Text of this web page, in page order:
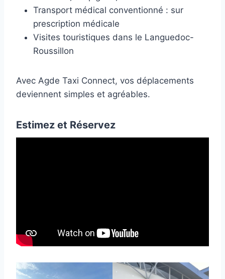
Transport médical conventionné : sur
prescription médicale
Visites touristiques dans le Languedoc-
Roussillon
Avec Agde Taxi Connect, vos déplacements
deviennent simples et agréables.
Estimez et Réservez